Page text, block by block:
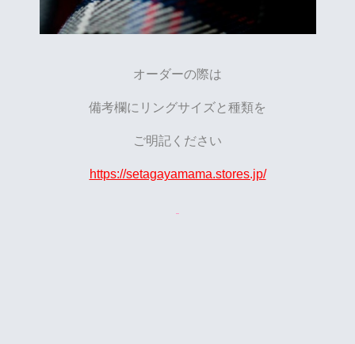
オーダーの際は
備考欄にリングサイズと種類を
ご明記ください
https://setagayamama.stores.jp/